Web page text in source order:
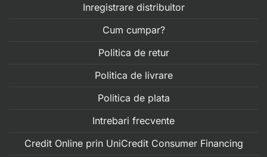
Inregistrare distribuitor
Cum cumpar?
Politica de retur
Politica de livrare
Politica de plata
Intrebari frecvente
Credit Online prin UniCredit Consumer Financing